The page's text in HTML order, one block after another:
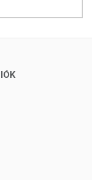
össze kedvenc
(0,01%).